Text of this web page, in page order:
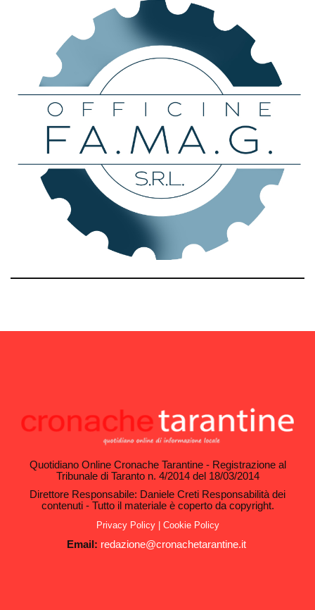
Quotidiano Online Cronache Tarantine - Registrazione al
Tribunale di Taranto n. 4/2014 del 18/03/2014
Direttore Responsabile: Daniele Creti Responsabilità dei
contenuti - Tutto il materiale è coperto da copyright.
Privacy Policy| Cookie Policy
Email: redazione@cronachetarantine.it